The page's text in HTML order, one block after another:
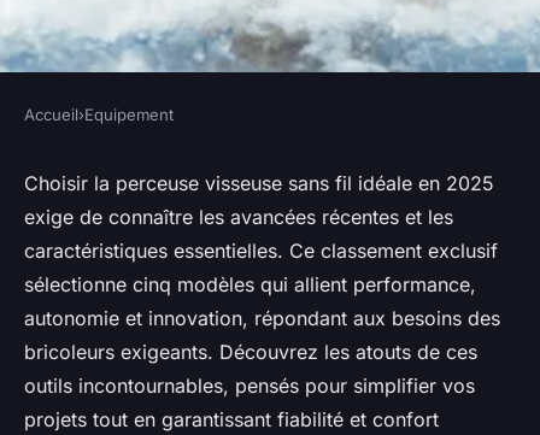
EQUIPEMENT
Top 5 perceuses visseuses sans
fil incontournables pour 2025
Antoine•17 février 2026•7 min de lecture
Accueil›Equipement
Choisir la perceuse visseuse sans fil idéale en 2025
exige de connaître les avancées récentes et les
caractéristiques essentielles. Ce classement exclusif
sélectionne cinq modèles qui allient performance,
autonomie et innovation, répondant aux besoins des
bricoleurs exigeants. Découvrez les atouts de ces
outils incontournables, pensés pour simplifier vos
projets tout en garantissant fiabilité et confort